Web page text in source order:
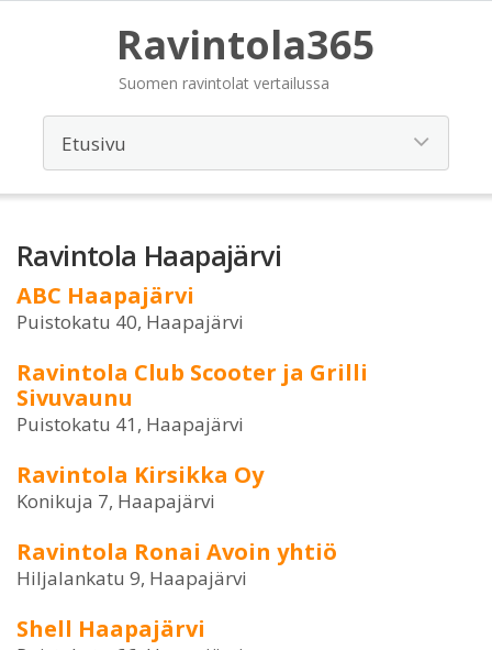
Ravintola365
Suomen ravintolat vertailussa
Ravintola Haapajärvi
ABC Haapajärvi
Puistokatu 40, Haapajärvi
Ravintola Club Scooter ja Grilli
Sivuvaunu
Puistokatu 41, Haapajärvi
Ravintola Kirsikka Oy
Konikuja 7, Haapajärvi
Ravintola Ronai Avoin yhtiö
Hiljalankatu 9, Haapajärvi
Shell Haapajärvi